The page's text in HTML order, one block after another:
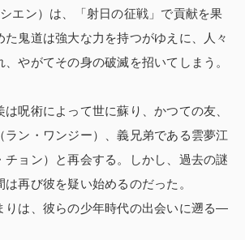
エン）は、「射日の征戦」で貢献を果
た鬼道は強大な力を持つがゆえに、人々
やがてその身の破滅を招いてしまう。
呪術によって世に蘇り、かつての友、
ラン・ワンジー）、義兄弟である雲夢江
チョン）と再会する。しかし、過去の謎
再び彼を疑い始めるのだった。
りは、彼らの少年時代の出会いに遡る―